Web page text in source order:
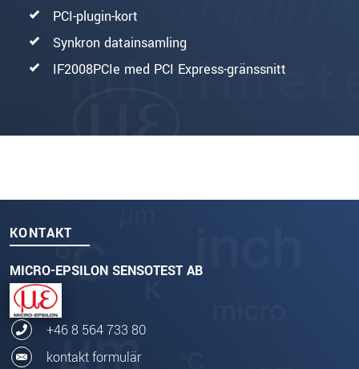
PCI-plugin-kort
Synkron datainsamling
IF2008PCIe med PCI Express-gränssnitt
KONTAKT
MICRO-EPSILON SENSOTEST AB
+46 8 564 733 80
kontakt formulär